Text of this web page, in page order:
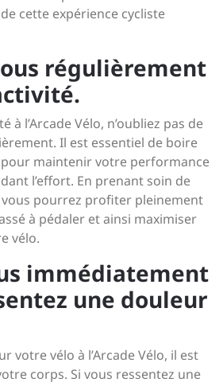
cette expérience cycliste
régulièrement
à l’Arcade Vélo, n’oubliez pas de
Il est essentiel de boire
pour maintenir votre performance
l’effort. En prenant soin de
pourrez profiter pleinement
à pédaler et ainsi maximiser
vélo.
immédiatement
une douleur
votre vélo à l’Arcade Vélo, il est
corps. Si vous ressentez une